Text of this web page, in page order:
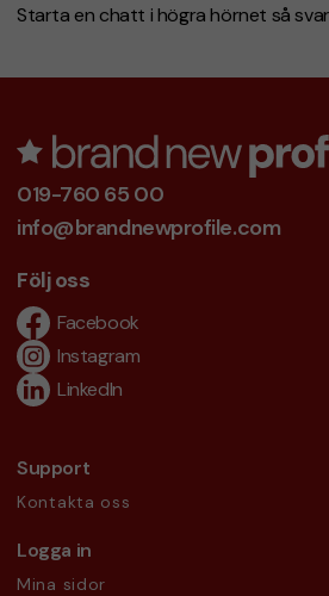
Starta en chatt i högra hörnet så
019-760 65 00
info@brandnewprofile.com
Följ oss
Facebook
Instagram
LinkedIn
Support
Kontakta oss
Logga in
Mina sidor